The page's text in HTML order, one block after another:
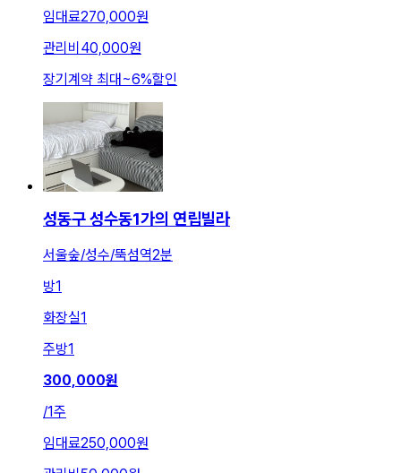
임대료270,000원
관리비 40,000원
장기계약 최대 ~6%할인
성동구 성수동1가의 연립빌라
서울숲/성수/뚝섬역2분
방1
화장실1
주방1
300,000원
/1주
임대료250,000원